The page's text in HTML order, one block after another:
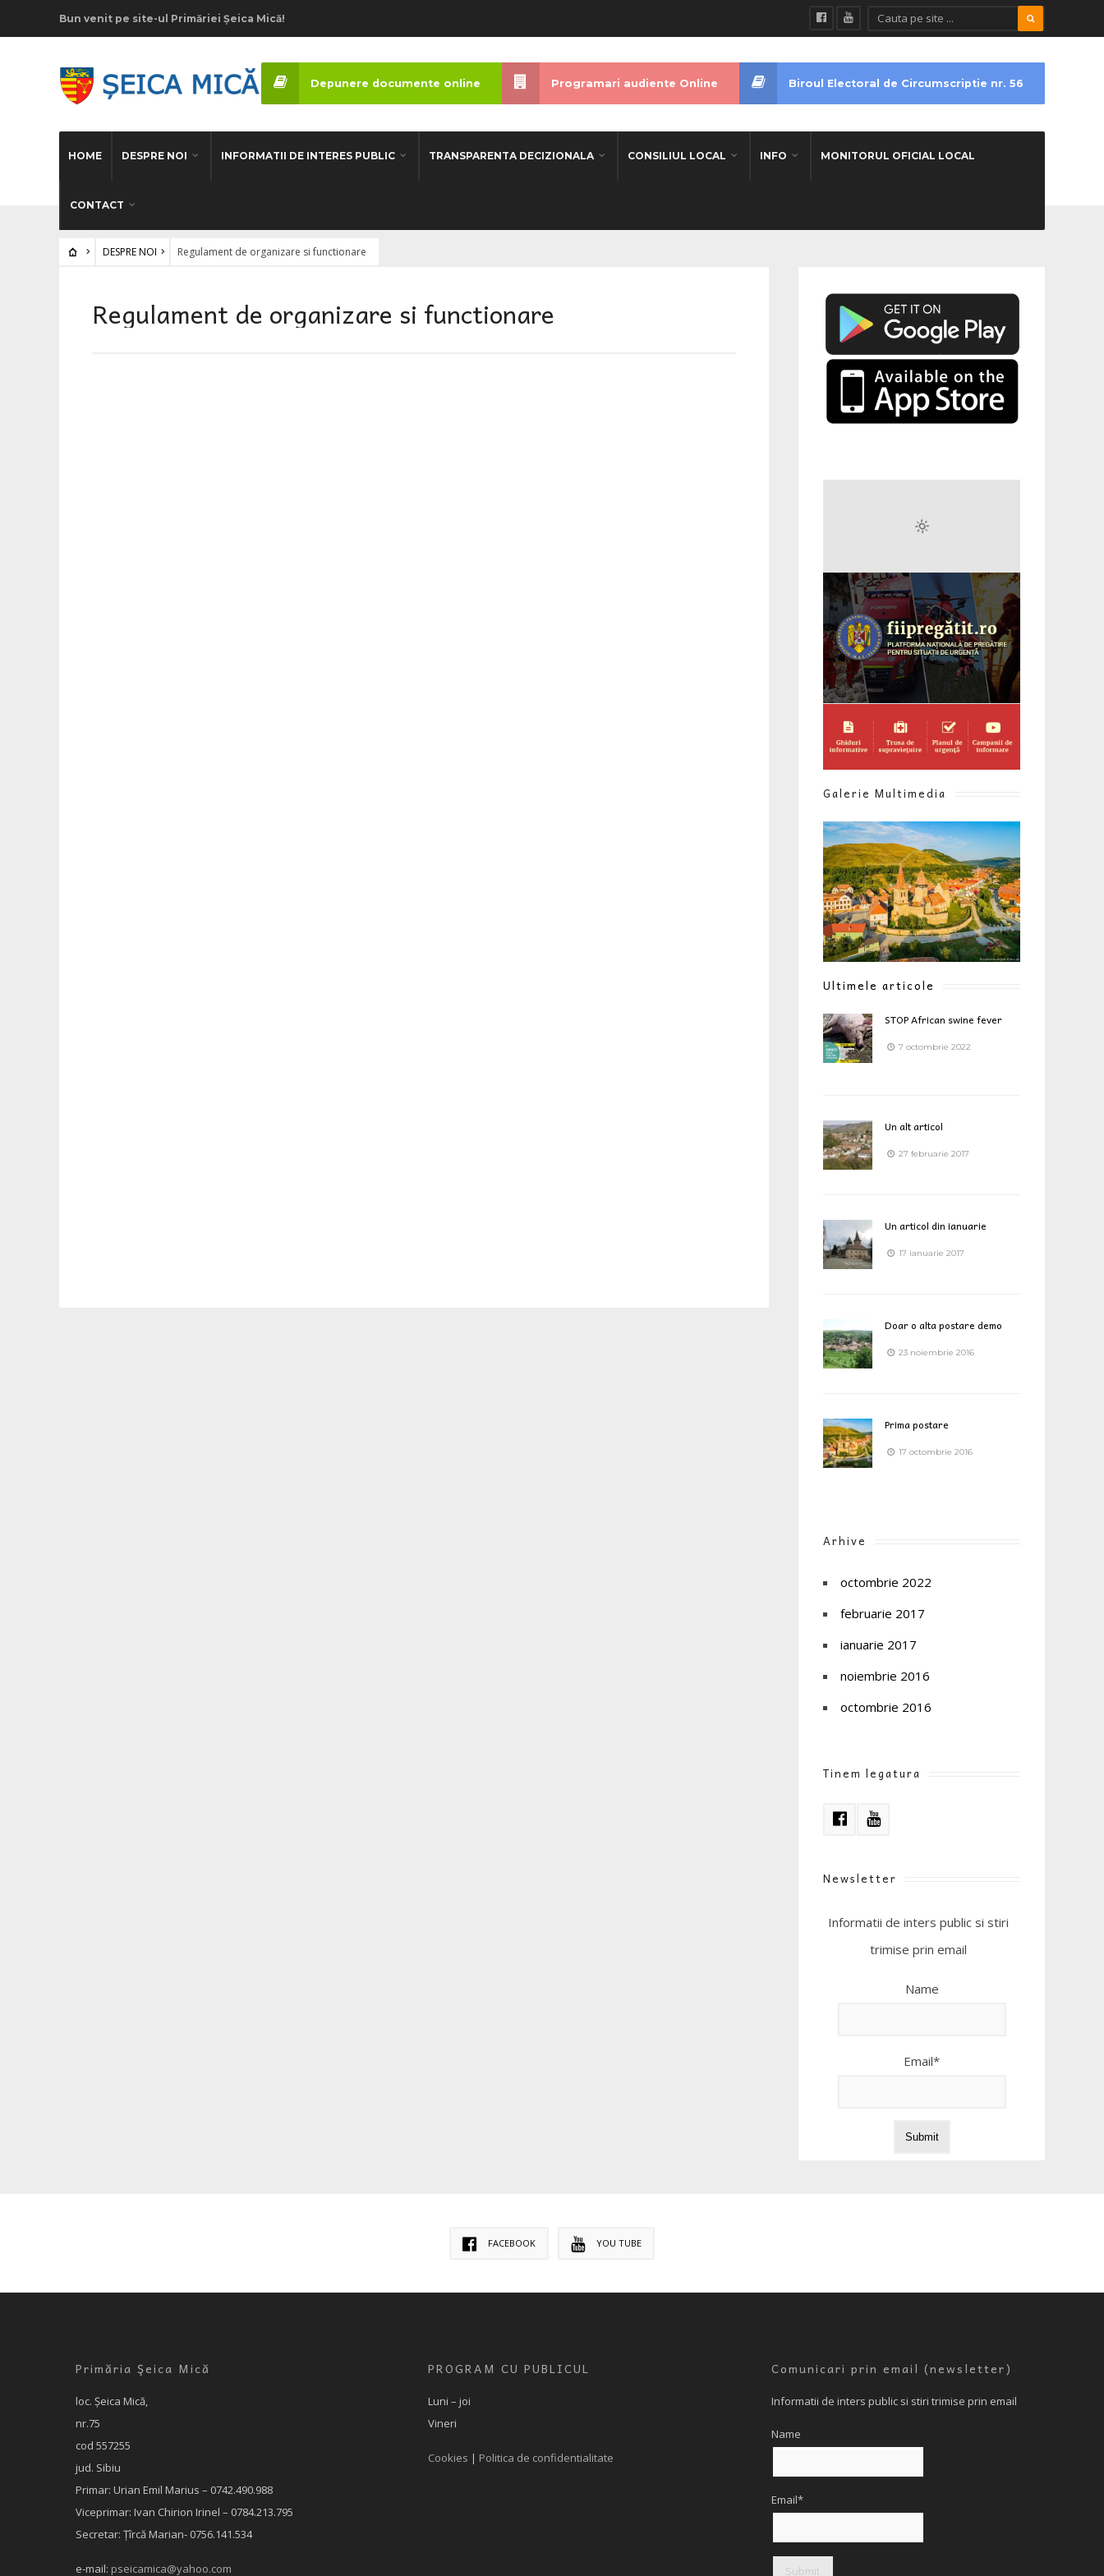
Bun venit pe site-ul Primăriei Șeica Mică!
HOME DESPRE NOI INFORMATII DE INTERES PUBLIC TRANSPARENTA DECIZIONALA CONSILIUL LOCAL INFO MONITORUL OFICIAL LOCAL
CONTACT
Depunere documente online Programari audiente Online Biroul Electoral de Circumscriptie nr. 56
DESPRE NOI Regulament de organizare si functionare
Regulament de organizare si functionare
Galerie Multimedia
Ultimele articole
STOP African swine fever
7 octombrie 2022
Un alt articol
27 februarie 2017
Un articol din ianuarie
17 ianuarie 2017
Doar o alta postare demo
23 noiembrie 2016
Prima postare
17 octombrie 2016
Arhive
octombrie 2022
februarie 2017
ianuarie 2017
noiembrie 2016
octombrie 2016
Tinem legatura
Newsletter
Informatii de inters public si stiri
trimise prin email
Name
Email*
FACEBOOK YOU TUBE
Primăria Şeica Mică
loc. Şeica Mică,
nr.75
cod 557255
jud. Sibiu
Primar: Urian Emil Marius – 0742.490.988
Viceprimar: Ivan Chirion Irinel – 0784.213.795
Secretar: Țîrcă Marian- 0756.141.534
e-mail: pseicamica@yahoo.com
PROGRAM CU PUBLICUL
Luni – joi
Vineri
Cookies | Politica de confidentialitate
Comunicari prin email (newsletter)
Informatii de inters public si stiri trimise prin email
Name
Email*